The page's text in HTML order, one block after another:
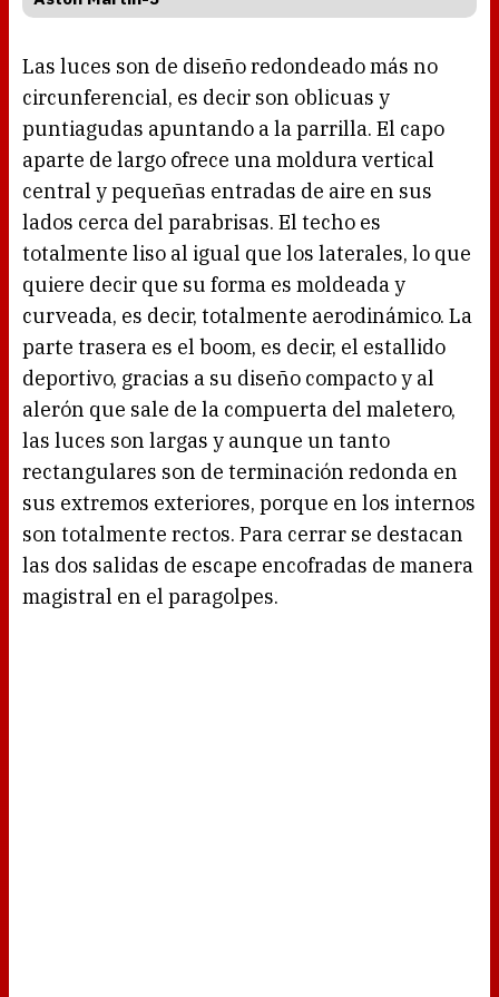
Las luces son de diseño redondeado más no
circunferencial, es decir son oblicuas y
puntiagudas apuntando a la parrilla. El capo
aparte de largo ofrece una moldura vertical
central y pequeñas entradas de aire en sus
lados cerca del parabrisas. El techo es
totalmente liso al igual que los laterales, lo que
quiere decir que su forma es moldeada y
curveada, es decir, totalmente aerodinámico. La
parte trasera es el boom, es decir, el estallido
deportivo, gracias a su diseño compacto y al
alerón que sale de la compuerta del maletero,
las luces son largas y aunque un tanto
rectangulares son de terminación redonda en
sus extremos exteriores, porque en los internos
son totalmente rectos. Para cerrar se destacan
las dos salidas de escape encofradas de manera
magistral en el paragolpes.